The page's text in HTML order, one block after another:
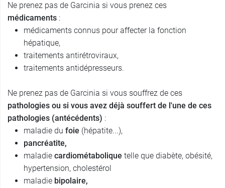
Ne prenez pas de Garcinia si vous prenez ces
médicaments :
médicaments connus pour affecter la fonction
hépatique,
traitements antirétroviraux,
traitements antidépresseurs.
Ne prenez pas de Garcinia si vous souffrez de ces
pathologies ou si vous avez déjà souffert de l'une de ces
pathologies (antécédents) :
maladie du foie (hépatite...),
pancréatite,
maladie cardiométabolique telle que diabète, obésité,
hypertension, cholestérol
maladie bipolaire,